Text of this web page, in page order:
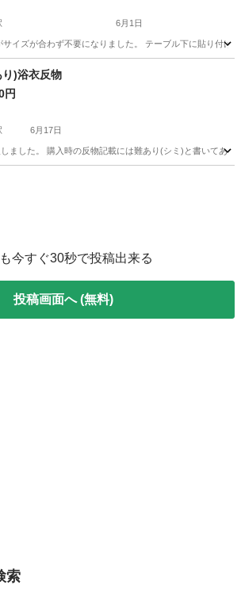
6月1日
サイズが合わず不要になりました。 テーブル下に貼り付
駅 その他
)浴衣反物
円
6月17日
ました。 購入時の反物記載には難あり(シミ)と書いてあ
今すぐ30秒で投稿出来る
投稿画面へ (無料)
索